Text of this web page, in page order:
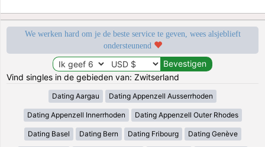
We werken hard om je de beste service te geven, wees alsjeblieft
ondersteunend
Vind singles in de gebieden van: Zwitserland
Dating Aargau Dating Appenzell Ausserrhoden
Dating Appenzell Innerrhoden Dating Appenzell Outer Rhodes
Dating Basel Dating Bern Dating Fribourg Dating Genève